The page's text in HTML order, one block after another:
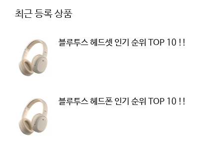
최근 등록 상품
블루투스 헤드셋 인기 순위 TOP 10 !!
블루투스 헤드폰 인기 순위 TOP 10 !!